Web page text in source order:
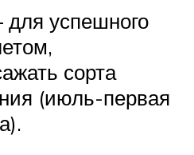
для успешного
сорта
(июль-первая